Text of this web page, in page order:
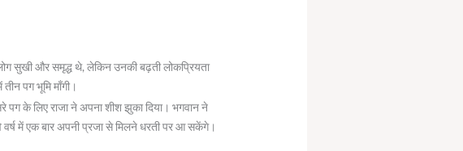
सुखी और समृद्ध थे, लेकिन उनकी बढ़ती लोकप्रियता
पग भूमि माँगी।
पग के लिए राजा ने अपना शीश झुका दिया। भगवान ने
में एक बार अपनी प्रजा से मिलने धरती पर आ सकेंगे।